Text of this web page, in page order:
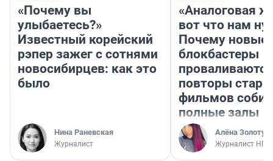
«Почему вы
улыбаетесь?»
Известный корейский
рэпер зажег с сотнями
новосибирцев: как это
было
Нина Раневская
Журналист
«Аналоговая
вот что нам
Почему новые
блокбастеры
повторы
фильмов
полные залы
Алёна
Журналист НГС